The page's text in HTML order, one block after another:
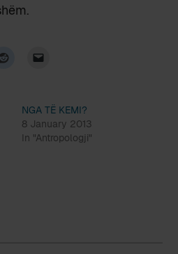
NGA TË KEMI?
8 January 2013
In "Antropologji"